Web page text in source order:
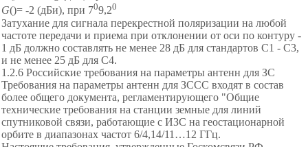
G()= -2 (дБи), при 709,20
Затухание для сигнала перекрестной поляризации на любой
частоте передачи и приема при отклонении от оси по контуру -
1 дБ должно составлять не менее 28 дБ для стандартов С1 - С3,
и не менее 25 дБ для С4.
1.2.6 Российские требования на параметры антенн для ЗС
Требования на параметры антенн для ЗССС входят в состав
более общего документа, регламентирующего "Общие
технические требования на станции земные для линий
спутниковой связи, работающие с ИЗС на геостационарной
орбите в диапазонах частот 6/4,14/11…12 ГГц.